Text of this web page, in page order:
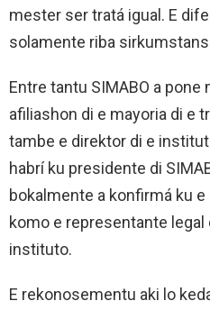
mester ser tratá igual. E
solamente riba
Entre tantu SIMABO a pone
afiliashon di e mayoria di e
tambe e direktor di e
habrí ku presidente di
bokalmente a konfirmá ku
komo e representante legal
instituto.
E rekonosementu aki lo